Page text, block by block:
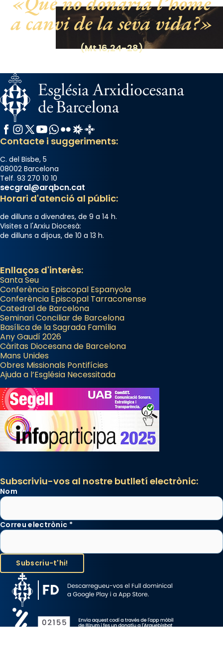
Photo
View on Facebook Share
a canvi de la seva vida?
(Mt 16,24-28)
Facebook
Instagram
X / Twitter
YouTube
WhatsApp
FlickrRadio Estel
Catalunya Cristiana
Contacte i suggeriments:
C. del Bisbe, 5
08002 Barcelona
Telf. 93 270 10 10
secgral@arqbcn.cat
Horari d'atenció al públic:
de dilluns a divendres, de 9 a 14 h.
Visites a l'Arxiu Diocesà:
de dilluns a dijous, de 10 a 13 h.
Enllaços d'interès:
Santa Seu
Conferència Episcopal Espanyola
Conferència Episcopal Tarraconense
Catedral de Barcelona
Seminari Conciliar de Barcelona
Basílica de la Sagrada Família
Any Gaudí 2026
Càritas Diocesana de Barcelona
Mans Unides
Obres Missionals Pontifícies
Ajuda a l’Església Necessitada
Subscriviu-vos al nostre butlletí electrònic:
Nom
Correu electrònic *